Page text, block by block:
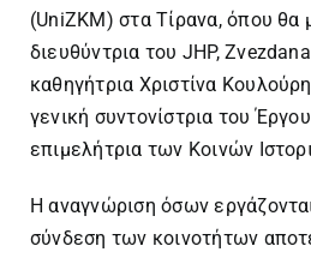
(UniZKM) στα Τίρανα, όπου θα
διευθύντρια του JHP,
καθηγήτρια Χριστίνα
γενική συντονίστρια του
επιμελήτρια των Κοινών
Η αναγνώριση όσων
σύνδεση των κοινοτήτων